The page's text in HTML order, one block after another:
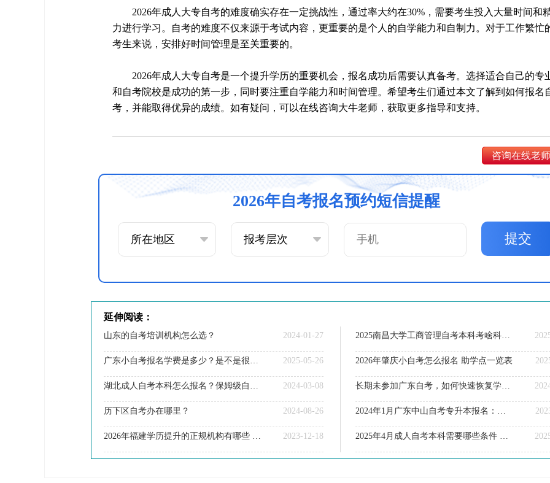
2026年成人大专自考的难度确实存在一定挑战性，通过率大约在30%，需要考生投入大量时间和
力进行学习。自考的难度不仅来源于考试内容，更重要的是个人的自学能力和自制力。对于工作繁忙
考生来说，安排好时间管理是至关重要的。
2026年成人大专自考是一个提升学历的重要机会，报名成功后需要认真备考。选择适合自己的专
和自考院校是成功的第一步，同时要注重自学能力和时间管理。希望考生们通过本文了解到如何报名
考，并能取得优异的成绩。如有疑问，可以在线咨询大牛老师，获取更多指导和支持。
咨询在线老师
2026年自考报名预约短信提醒
提交
延伸阅读：
山东的自考培训机构怎么选？ 2024-01-27
2025-05-26
2024-03-08
历下区自考办在哪里？ 2024-08-26
2023-12-18
2026年肇庆小自考怎么报名 助学点一览表